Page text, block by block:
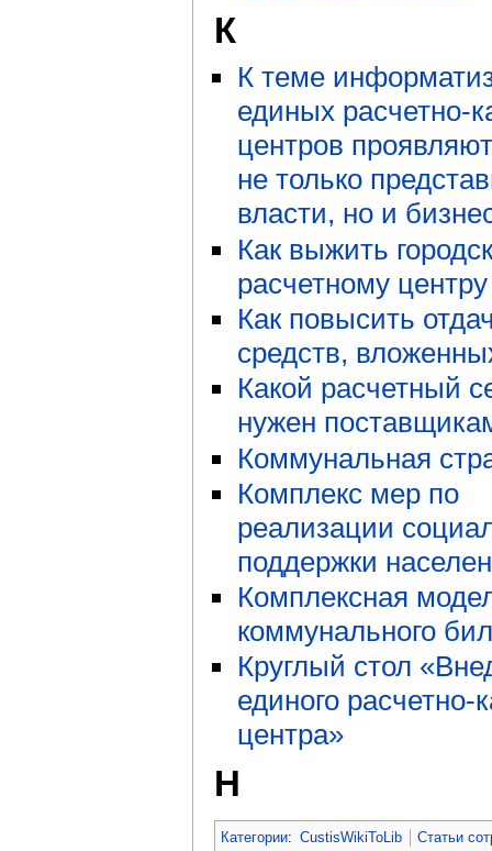
К
К теме
единых расчетно-
центров
не только
власти, но и
Как выжить
расчетному центру
Как повысить
средств,
Какой расчетный
нужен
Коммунальная
Комплекс мер по
реализации
поддержки
Комплексная
коммунального
Круглый стол
единого расчетно-
центра»
Н
Категории: CustisWikiToLib Статьи